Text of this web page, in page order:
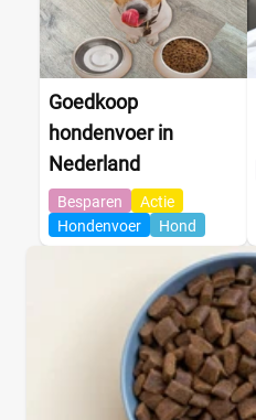
Goedkoop
hondenvoer in
Nederland
Besparen
Actie
Hondenvoer
Hond